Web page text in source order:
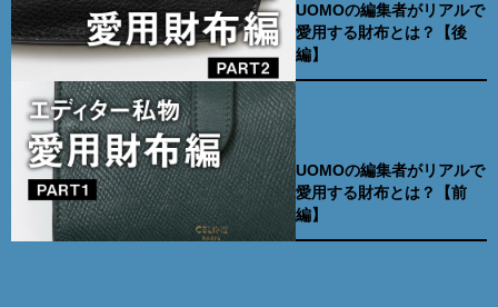
UOMOの編集者がリアルで
愛用する財布とは？【後
編】
UOMOの編集者がリアルで
愛用する財布とは？【前
編】